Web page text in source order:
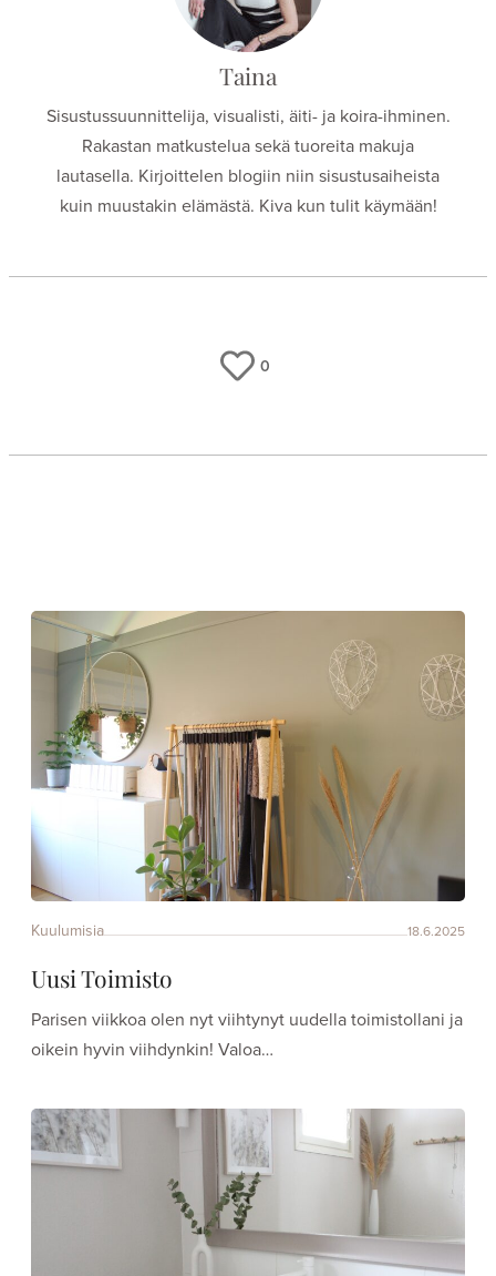
Taina
Sisustussuunnittelija, visualisti, äiti- ja koira-ihminen.
Rakastan matkustelua sekä tuoreita makuja
lautasella. Kirjoittelen blogiin niin sisustusaiheista
kuin muustakin elämästä. Kiva kun tulit käymään!
0
Kuulumisia 18.6.2025
Uusi Toimisto
Parisen viikkoa olen nyt viihtynyt uudella toimistollani ja
oikein hyvin viihdynkin! Valoa…